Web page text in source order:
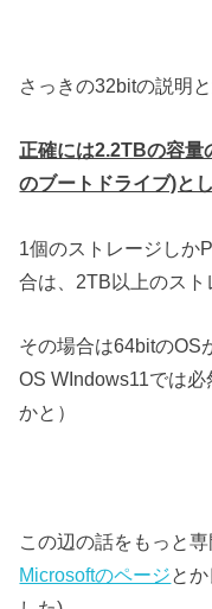
さっきの32bitの説明と
正確には2.2TBの容量
のブートドライブ)と
1個のストレージしか
合は、2TB以上のスト
その場合は64bitのOS
OS WIndows11では
かと）
この辺の話をもっと
Microsoftのページと